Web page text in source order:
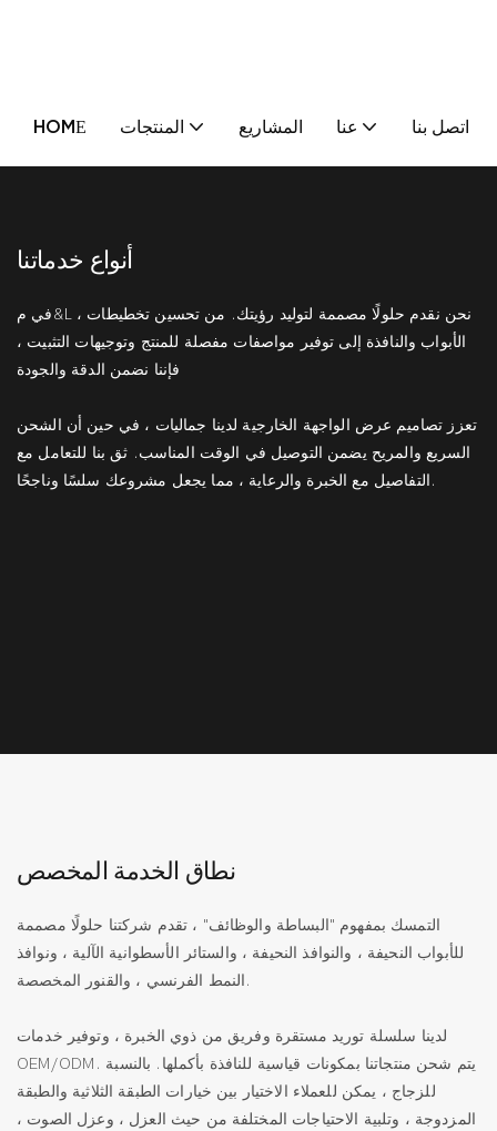
HOME المنتجات المشاريع عنا اتصل بنا
أنواع خدماتنا
في م&L ، نحن نقدم حلولًا مصممة لتوليد رؤيتك. من تحسين تخطيطات
الأبواب والنافذة إلى توفير مواصفات مفصلة للمنتج وتوجيهات التثبيت ،
تعزز تصاميم عرض الواجهة الخارجية لدينا جماليات ، في حين أن الشحن
السريع والمريح يضمن التوصيل في الوقت المناسب. ثق بنا للتعامل مع
التفاصيل مع الخبرة والرعاية ، مما يجعل مشروعك سلسًا وناجحًا.
نطاق الخدمة المخصص
التمسك بمفهوم "البساطة والوظائف" ، تقدم شركتنا حلولًا مصممة
للأبواب النحيفة ، والنوافذ النحيفة ، والستائر الأسطوانية الآلية ، ونوافذ
النمط الفرنسي ، والقنور المخصصة.
لدينا سلسلة توريد مستقرة وفريق من ذوي الخبرة ، وتوفير خدمات
OEM/ODM. يتم شحن منتجاتنا بمكونات قياسية للنافذة بأكملها. بالنسبة
للزجاج ، يمكن للعملاء الاختيار بين خيارات الطبقة الثلاثية والطبقة
المزدوجة ، وتلبية الاحتياجات المختلفة من حيث العزل ، وعزل الصوت ،